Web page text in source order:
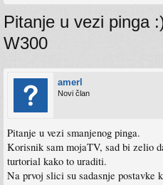
Pitanje u vezi pinga
W300
amerl
Novi član
Pitanje u vezi smanjenog pinga.
Korisnik sam mojaTV, sad bi zelio
turtorial kako to uraditi.
Na prvoj slici su sadasnje postavke